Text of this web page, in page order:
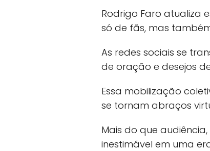
Rodrigo Faro atualiza
só de fãs, mas
As redes sociais se
de oração e desejos
Essa mobilização
se tornam abraços
Mais do que
inestimável em uma